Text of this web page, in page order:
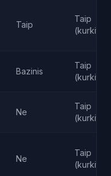
Taip
Taip
(kurkite)
Bazinis
Taip
(kurkite)
Ne
Taip
(kurkite)
Ne
Taip
(kurkite)